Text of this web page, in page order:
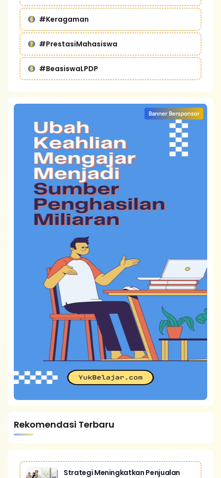
#Keragaman
#PrestasiMahasiswa
#BeasiswaLPDP
Banner Bersponsor
Rekomendasi Terbaru
Strategi Meningkatkan Penjualan